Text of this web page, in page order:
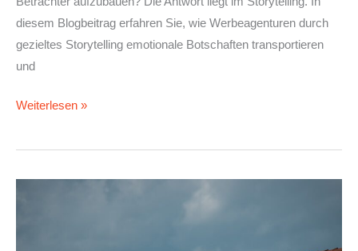
diesem Blogbeitrag erfahren Sie, wie Werbeagenturen durch
gezieltes Storytelling emotionale Botschaften transportieren
und
Weiterlesen »